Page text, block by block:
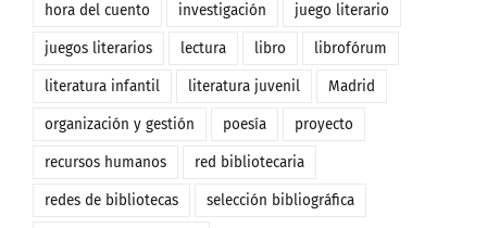
hora del cuento investigación juego literario
juegos literarios lectura libro librofórum
literatura infantil literatura juvenil Madrid
organización y gestión poesía proyecto
recursos humanos red bibliotecaria
redes de bibliotecas selección bibliográfica